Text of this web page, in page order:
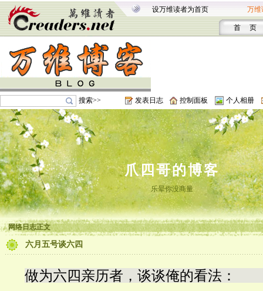
设万维读者为首页 万维
首 页
搜索>> 发表日志 控制面板 个人相册
爪四哥的博客
乐晕你没商量
网络日志正文
六月五号谈六四
做为六四亲历者，谈谈俺的看法：